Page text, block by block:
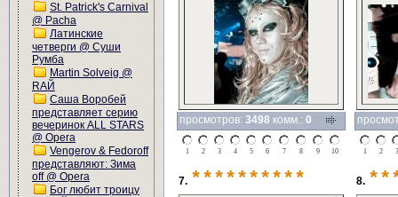
St. Patrick's Carnival
@ Pacha
Латинские
четверги @ Суши
Румба
Martin Solveig @
RАЙ
Саша Воробей
представляет серию
вечеринок ALL STARS
@ Opera
Vengerov & Fedoroff
представляют: Зима
off @ Opera
Бог любит троицу
просмотров: 3498 комм.: 0
1 2 3 4 5 6 7 8 9 10 1 2 3
7. ********** 8.